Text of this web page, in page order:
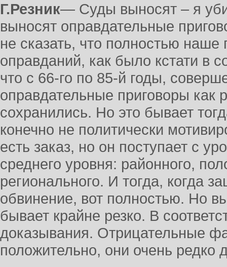
Г.Резник― Суды выносят – я
выносят оправдательные
не сказать, что полностью
оправданий, как было кстати в
что с 66-го по 85-й годы,
оправдательные приговоры как
сохранились. Но это бывает
конечно не политически
есть заказ, но он поступает с
среднего уровня: районного,
регионального. И тогда, когда
обвинение, вот полностью. Но
бывает крайне резко. В
доказывания. Отрицательные
положительно, они очень редко